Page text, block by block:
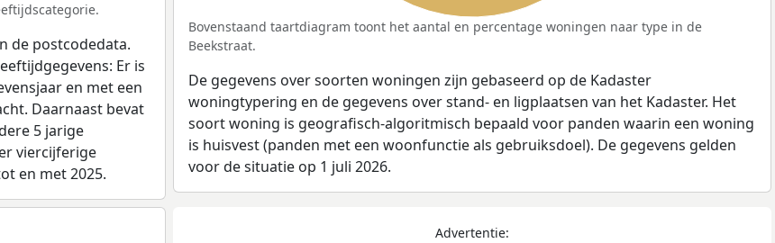
de postcodedata.
Er is
en met een
Daarnaast bevat
5 jarige
viercijferige
en met 2025.
Bovenstaand taartdiagram toont het aantal en percentage woningen naar type in de
Beekstraat.
De gegevens over soorten woningen zijn gebaseerd op de Kadaster
woningtypering en de gegevens over stand- en ligplaatsen van het Kadaster. Het
soort woning is geografisch-algoritmisch bepaald voor panden waarin een woning
is huisvest (panden met een woonfunctie als gebruiksdoel). De gegevens gelden
voor de situatie op 1 juli 2026.
Advertentie: